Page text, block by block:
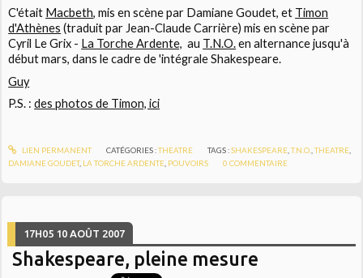
C'était Macbeth, mis en scène par Damiane Goudet, et Timon
d'Athènes (traduit par Jean-Claude Carrière) mis en scène par
Cyril Le Grix - La Torche Ardente, au T.N.O.en alternance jusqu'à
début mars, dans le cadre de 'intégraleShakespeare.
Guy
P.S. :des photos de Timon, ici
LIEN PERMANENT CATÉGORIES :THEATRE TAGS :SHAKESPEARE ,T.N.O. ,THEATRE
DAMIANE GOUDET, LA TORCHE ARDENTE POUVOIRS 0 COMMENTAIRE
17H05 10 AOÛT 2007
Shakespeare, pleine mesure